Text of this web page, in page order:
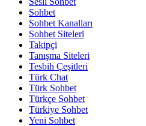
Sohbet
Sohbet Kanalları
Sohbet Siteleri
Takipçi
Tanışma Siteleri
Tesbih Çeşitleri
Türk Chat
Türk Sohbet
Türkçe Sohbet
Türkiye Sohbet
Yeni Sohbet